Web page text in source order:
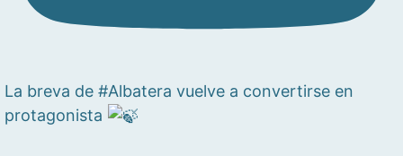
La breva de #Albatera vuelve a convertirse en
protagonista